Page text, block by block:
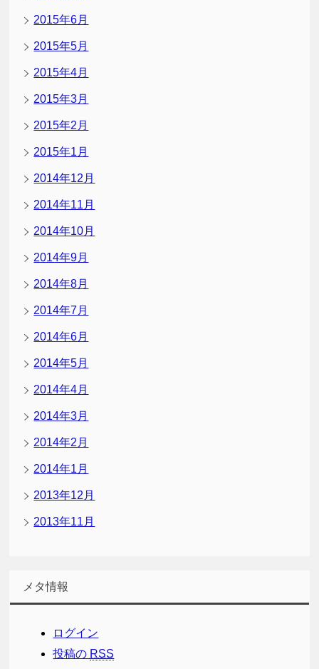
2015年6月
2015年5月
2015年4月
2015年3月
2015年2月
2015年1月
2014年12月
2014年11月
2014年10月
2014年9月
2014年8月
2014年7月
2014年6月
2014年5月
2014年4月
2014年3月
2014年2月
2014年1月
2013年12月
2013年11月
メタ情報
ログイン
投稿の RSS